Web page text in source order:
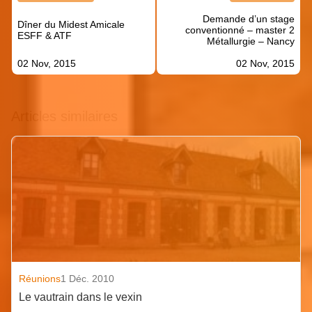
l’article
Dîner du Midest Amicale
ESFF & ATF
02 Nov, 2015
Demande d’un stage
conventionné – master 2
Métallurgie – Nancy
02 Nov, 2015
Réunions1 Déc. 2010
Le vautrain dans le vexin